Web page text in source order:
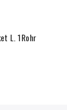
L. 1Rohr